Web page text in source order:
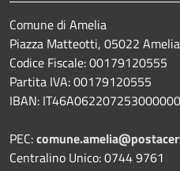
Comune di Amelia
Piazza Matteotti, 05022
Codice Fiscale: 00179120555
Partita IVA: 00179120555
IBAN:
PEC:
Centralino Unico: 0744 9761